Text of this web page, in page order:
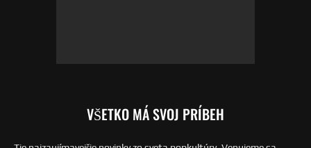
VŠETKO MÁ SVOJ PRÍBEH